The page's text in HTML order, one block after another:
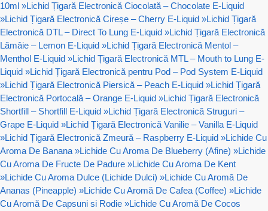
10ml »Lichid Țigară Electronică Ciocolată – Chocolate E-Liquid
»Lichid Țigară Electronică Cireșe – Cherry E-Liquid »Lichid Țigară
Electronică DTL – Direct To Lung E-Liquid »Lichid Țigară Electronică
Lămâie – Lemon E-Liquid »Lichid Țigară Electronică Mentol –
Menthol E-Liquid »Lichid Țigară Electronică MTL – Mouth to Lung E-
Liquid »Lichid Țigară Electronică pentru Pod – Pod System E-Liquid
»Lichid Țigară Electronică Piersică – Peach E-Liquid »Lichid Țigară
Electronică Portocală – Orange E-Liquid »Lichid Țigară Electronică
Shortfill – Shortfill E-Liquid »Lichid Țigară Electronică Struguri –
Grape E-Liquid »Lichid Țigară Electronică Vanilie – Vanilla E-Liquid
»Lichid Țigară Electronică Zmeură – Raspberry E-Liquid »Lichide Cu
Aroma De Banana »Lichide Cu Aroma De Blueberry (Afine) »Lichide
Cu Aroma De Fructe De Padure »Lichide Cu Aroma De Kent
»Lichide Cu Aroma Dulce (Lichide Dulci) »Lichide Cu Aromă De
Ananas (Pineapple) »Lichide Cu Aromă De Cafea (Coffee) »Lichide
Cu Aromă De Capsuni si Rodie »Lichide Cu Aromă De Cocos